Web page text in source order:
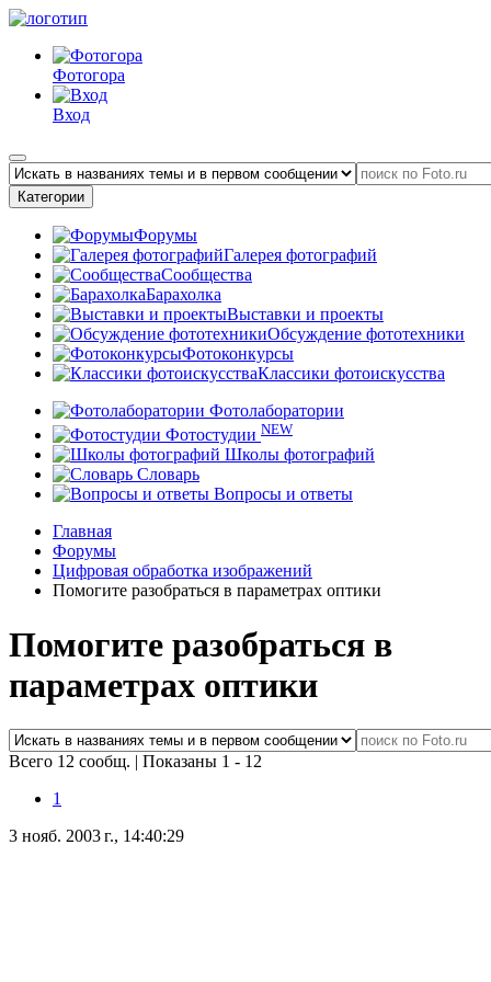
Фотогора
Вход
Категории
Форумы
Галерея фотографий
Сообщества
Барахолка
Выставки и проекты
Обсуждение фототехники
Фотоконкурсы
Классики фотоискусства
Фотолаборатории
Фотостудии NEW
Школы фотографий
Словарь
Вопросы и ответы
Главная
Форумы
Цифровая обработка изображений
Помогите разобраться в параметрах оптики
Помогите разобраться в
параметрах оптики
Всего 12 сообщ. | Показаны 1 - 12
1
3 нояб. 2003 г., 14:40:29